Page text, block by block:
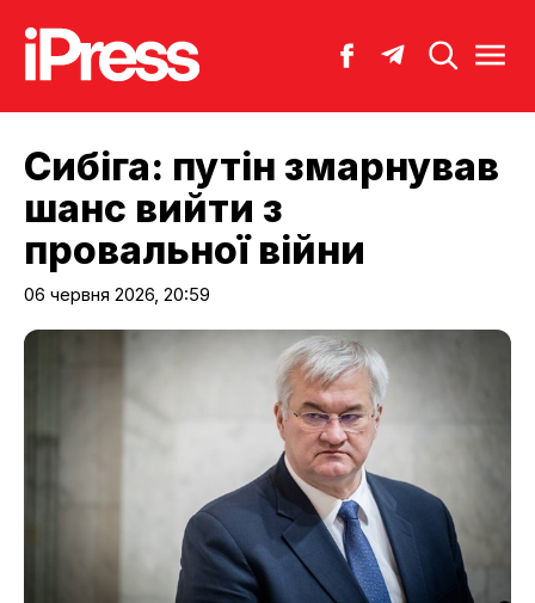
Сибіга: путін змарнував
шанс вийти з
провальної війни
06 червня 2026, 20:59